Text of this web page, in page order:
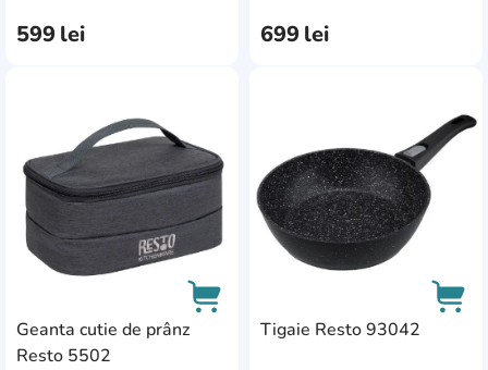
599 lei 699 lei
Geanta cutie de prânz
Resto 5502
Tigaie Resto 93042